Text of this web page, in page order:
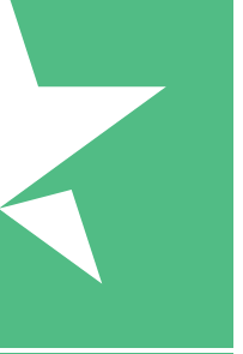
Individuales
Sin compromiso
00